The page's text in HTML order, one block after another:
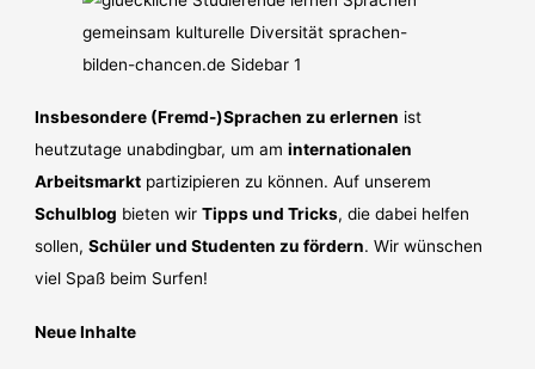
Insbesondere (Fremd-)Sprachen zu erlernen ist
heutzutage unabdingbar, um aminternationalen
Arbeitsmarkt partizipieren zu können. Auf unserem
Schulblog bieten wirTipps und Tricks, die dabei helfen
sollen,Schüler und Studenten zu fördern. Wir wünschen
viel Spaß beim Surfen!
Neue Inhalte